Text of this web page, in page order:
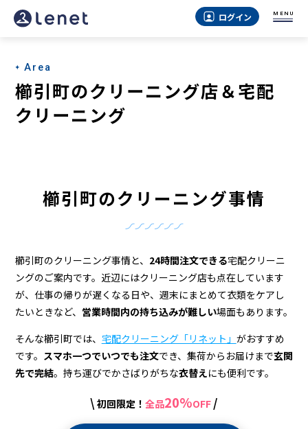
櫛
町
の
ク
店
＆
宅
配
ク
リ
ログイン MENU
Area
櫛引町のクリーニング店＆宅配
クリーニング
櫛引町のクリーニング事情
櫛引町のクリーニング事情と、 24時間注文できる宅配クリーニ
ングのご案内です。近辺にはクリーニング店も点在しています
が、仕事の帰りが遅くなる日や、週末にまとめて衣類をケアし
たいときなど、 営業時間内の持ち込みが難しい場面もあります。
そんな櫛引町では、 宅配クリーニング「リネット」 がおすすめ
です。 スマホ一つでいつでも注文でき、集荷からお届けまで玄関
先で完結。持ち運びでかさばりがちな衣替えにも便利です。
\ 初回限定！ 全品20%OFF /